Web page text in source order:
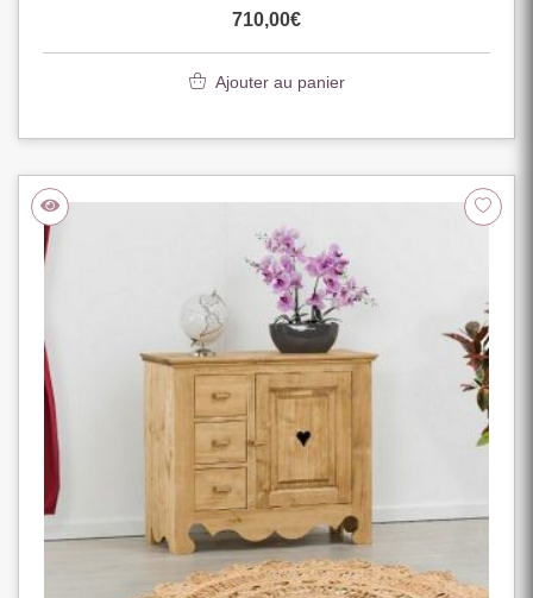
710,00€
Ajouter au panier